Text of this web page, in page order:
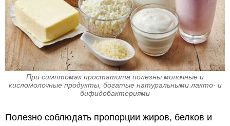
При симптомах простатита полезны молочные и
кисломолочные продукты, богатые натуральными лакто- и
бифидобактериями
Полезно соблюдать пропорции жиров, белков и